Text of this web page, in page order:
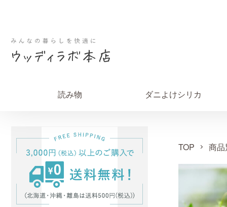
読み物 ダニよけシリカ
TOP 商